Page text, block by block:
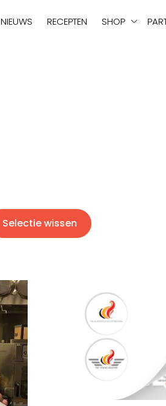
NIEUWS RECEPTEN SHOP
Selectie wissen